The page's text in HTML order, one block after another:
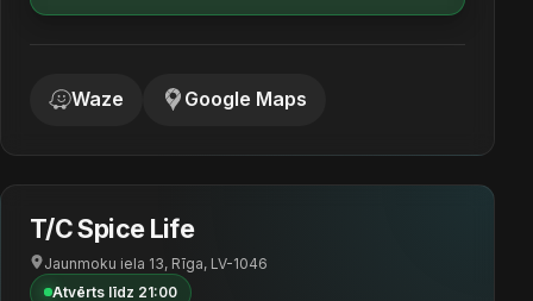
Waze Google Maps
T/C Spice Life
Jaunmoku iela 13, Rīga, LV-1046
Atvērts līdz 21:00